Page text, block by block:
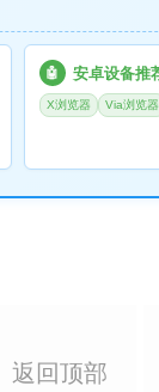
🤖 安卓设备推
X浏览器 Via浏览器
返回顶部